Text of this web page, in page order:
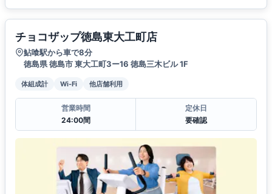
チョコザップ徳島東大工町店
鮎喰駅から車で8分
徳島県 徳島市 東大工町3ー16 徳島三木ビル 1F
体組成計 Wi-Fi 他店舗利用
営業時間
24:00間
定休日
要確認